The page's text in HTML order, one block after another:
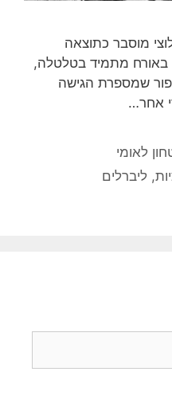
מוסבר כתוצאה
באורח מתמיד בטלטלה,
שמספרת הגישה
אחר…
לאומי
, ליברלים